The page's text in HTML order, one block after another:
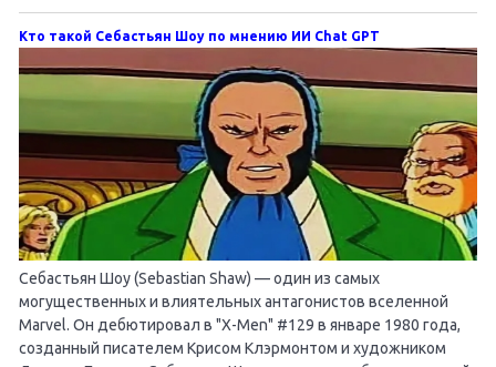
Кто такой Себастьян Шоу по мнению ИИ Chat GPT
Себастьян Шоу (Sebastian Shaw) — один из самых
могущественных и влиятельных антагонистов вселенной
Marvel. Он дебютировал в "X-Men" #129 в январе 1980 года,
созданный писателем Крисом Клэрмонтом и художником